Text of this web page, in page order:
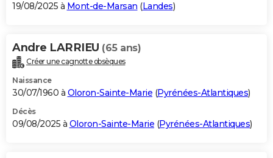
19/08/2025 à Mont-de-Marsan (Landes)
Andre LARRIEU (65 ans)
Créer une cagnotte obsèques
Naissance
30/07/1960 à Oloron-Sainte-Marie (Pyrénées-Atlantiques)
Décès
09/08/2025 à Oloron-Sainte-Marie (Pyrénées-Atlantiques)